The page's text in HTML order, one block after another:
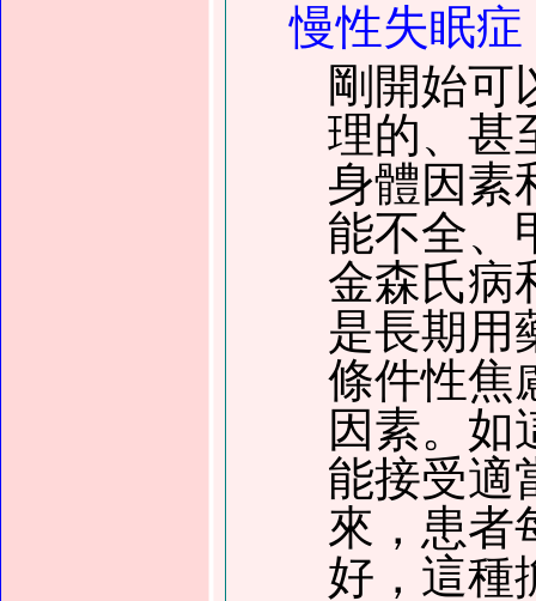
慢性失眠症
剛開始可
理的、甚
身體因素
能不全、
金森氏病
是長期用
條件性焦
因素。 如
能接受適
來，患者
好，這種